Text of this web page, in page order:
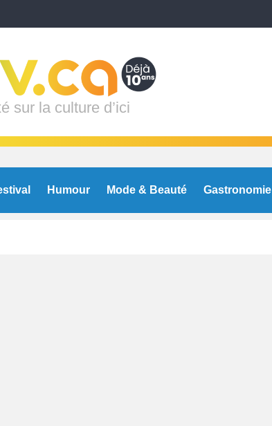
sur la culture d’ici
Humour Mode & Beauté Gastronomie